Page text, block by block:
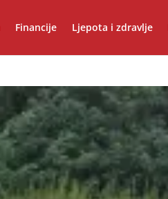
Financije Ljepota i zdravlje